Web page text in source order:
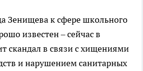
Зенищева к сфере школьного
известен – сейчас в
скандал в связи с хищениями
и нарушением санитарных